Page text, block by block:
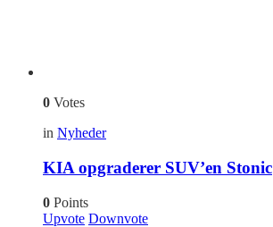
0 Votes
in Nyheder
KIA opgraderer SUV’en Stonic
0 Points
Upvote Downvote